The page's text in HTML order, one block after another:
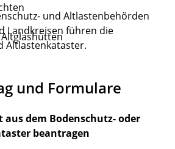
und Altlastenbehörden
Landkreisen führen die
Altlastenkataster.
und Formulare
dem Bodenschutz- oder
beantragen